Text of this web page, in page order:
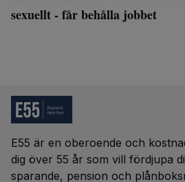
sexuellt - får behålla jobbet
E55 är en oberoende och
dig över 55 år som vill fördjupa
sparande, pension och